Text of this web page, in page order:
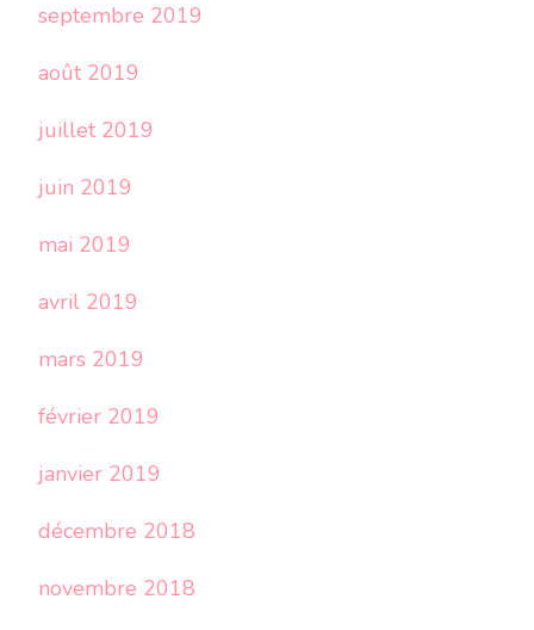
septembre 2019
août 2019
juillet 2019
juin 2019
mai 2019
avril 2019
mars 2019
février 2019
janvier 2019
décembre 2018
novembre 2018